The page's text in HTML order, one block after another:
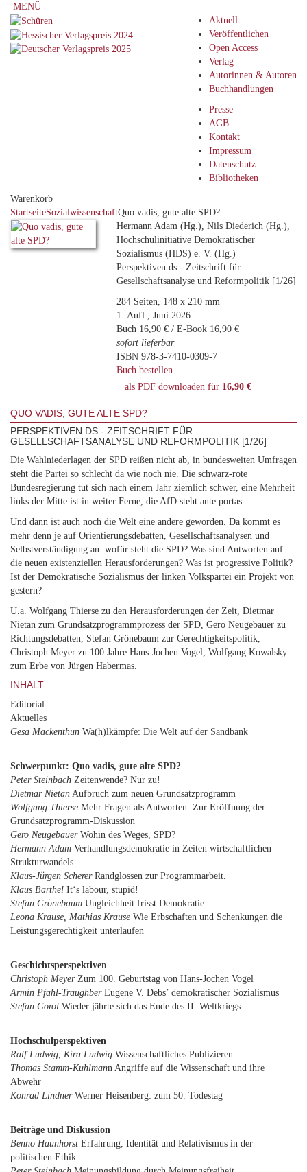
MENÜ
Aktuell
Veröffentlichen
Open Access
Verlag
Autorinnen & Autoren
Buchhandlungen
Presse
AGB
Kontakt
Impressum
Datenschutz
Bibliotheken
Warenkorb
StartseiteSozialwissenschaftQuo vadis, gute alte SPD?
Hermann Adam (Hg.), Nils Diederich (Hg.),
Hochschulinitiative Demokratischer
Sozialismus (HDS) e. V. (Hg.)
Perspektiven ds - Zeitschrift für
Gesellschaftsanalyse und Reformpolitik [1/26]
284 Seiten, 148 x 210 mm
1. Aufl., Juni 2026
Buch 16,90 € / E-Book 16,90 €
sofort lieferbar
ISBN 978-3-7410-0309-7
Buch bestellen
als PDF downloaden für 16,90 €
QUO VADIS, GUTE ALTE SPD?
PERSPEKTIVEN DS - ZEITSCHRIFT FÜR
GESELLSCHAFTSANALYSE UND REFORMPOLITIK [1/26]
Die Wahlniederlagen der SPD reißen nicht ab, in bundesweiten Umfragen
steht die Partei so schlecht da wie noch nie. Die schwarz-rote
Bundesregierung tut sich nach einem Jahr ziemlich schwer, eine Mehrheit
links der Mitte ist in weiter Ferne, die AfD steht ante portas.
Und dann ist auch noch die Welt eine andere geworden. Da kommt es
mehr denn je auf Orientierungsdebatten, Gesellschaftsanalysen und
Selbstverständigung an: wofür steht die SPD? Was sind Antworten auf
die neuen existenziellen Herausforderungen? Was ist progressive Politik?
Ist der Demokratische Sozialismus der linken Volkspartei ein Projekt von
gestern?
U.a. Wolfgang Thierse zu den Herausforderungen der Zeit, Dietmar
Nietan zum Grundsatzprogrammprozess der SPD, Gero Neugebauer zu
Richtungsdebatten, Stefan Grönebaum zur Gerechtigkeitspolitik,
Christoph Meyer zu 100 Jahre Hans-Jochen Vogel, Wolfgang Kowalsky
zum Erbe von Jürgen Habermas.
INHALT
Editorial
Aktuelles
Gesa Mackenthun Wa(h)lkämpfe: Die Welt auf der Sandbank
Schwerpunkt: Quo vadis, gute alte SPD?
Peter Steinbach Zeitenwende? Nur zu!
Dietmar Nietan Aufbruch zum neuen Grundsatzprogramm
Wolfgang Thierse Mehr Fragen als Antworten. Zur Eröffnung der
Grundsatzprogramm-Diskussion
Gero NeugebauerWohin des Weges, SPD?
Hermann Adam Verhandlungsdemokratie in Zeiten wirtschaftlichen
Strukturwandels
Klaus-Jürgen SchererRandglossen zur Programmarbeit.
Klaus Barthel It‘s labour, stupid!
Stefan Grönebaum Ungleichheit frisst Demokratie
Leona Krause, Mathias Krause Wie Erbschaften und Schenkungen die
Leistungsgerechtigkeit unterlaufen
Geschichtsperspektiven
Christoph MeyerZum 100. Geburtstag von Hans-Jochen Vogel
Armin Pfahl-TraughberEugene V. Debs’ demokratischer Sozialismus
Stefan Gorol Wieder jährte sich das Ende des II. Weltkriegs
Hochschulperspektiven
Ralf Ludwig, Kira Ludwig Wissenschaftliches Publizieren
Thomas Stamm-Kuhlmann Angriffe auf die Wissenschaft und ihre
Abwehr
Konrad LindnerWerner Heisenberg: zum 50. Todestag
Beiträge und Diskussion
Benno Haunhorst Erfahrung, Identität und Relativismus in der
politischen Ethik